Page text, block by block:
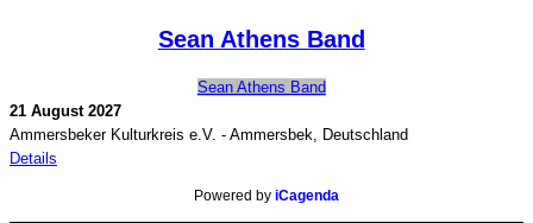
Sean Athens Band
Sean Athens Band
21 August 2027
Ammersbeker Kulturkreis e.V. - Ammersbek, Deutschland
Details
Powered by iCagenda